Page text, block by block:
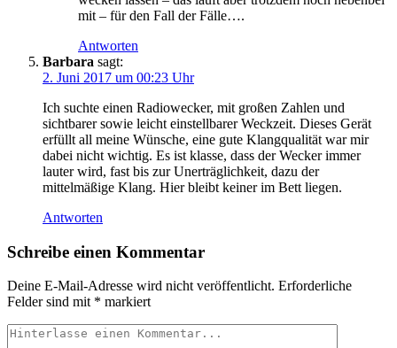
mit – für den Fall der Fälle….
Antworten
Barbara sagt:
2. Juni 2017 um 00:23 Uhr
Ich suchte einen Radiowecker, mit großen Zahlen und
sichtbarer sowie leicht einstellbarer Weckzeit. Dieses Gerät
erfüllt all meine Wünsche, eine gute Klangqualität war mir
dabei nicht wichtig. Es ist klasse, dass der Wecker immer
lauter wird, fast bis zur Unerträglichkeit, dazu der
mittelmäßige Klang. Hier bleibt keiner im Bett liegen.
Antworten
Schreibe einen Kommentar
Deine E-Mail-Adresse wird nicht veröffentlicht. Erforderliche
Felder sind mit * markiert